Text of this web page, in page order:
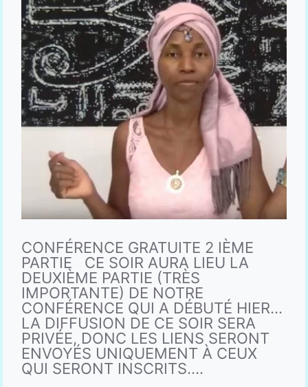
CONFÉRENCE GRATUITE 2 IÈME
PARTIE CE SOIR AURA LIEU LA
DEUXIÈME PARTIE (TRÈS
IMPORTANTE) DE NOTRE
CONFÉRENCE QUI A DÉBUTÉ HIER…
LA DIFFUSION DE CE SOIR SERA
PRIVÉE, DONC LES LIENS SERONT
ENVOYÉS UNIQUEMENT À CEUX
QUI SERONT INSCRITS.…